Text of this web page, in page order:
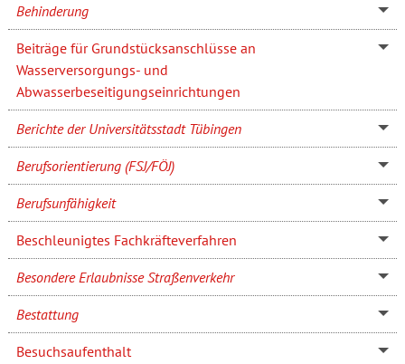
Behinderung
Beiträge für Grundstücksanschlüsse an
Wasserversorgungs- und
Abwasserbeseitigungseinrichtungen
Berichte der Universitätsstadt Tübingen
Berufsorientierung (FSJ/FÖJ)
Berufsunfähigkeit
Beschleunigtes Fachkräfteverfahren
Besondere Erlaubnisse Straßenverkehr
Bestattung
Besuchsaufenthalt